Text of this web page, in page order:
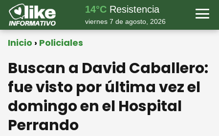
14°CResistencia
viernes 7 de agosto, 2026
Inicio Policiales
Buscan a David Caballero:
fue visto por última vez el
domingo en el Hospital
Perrando